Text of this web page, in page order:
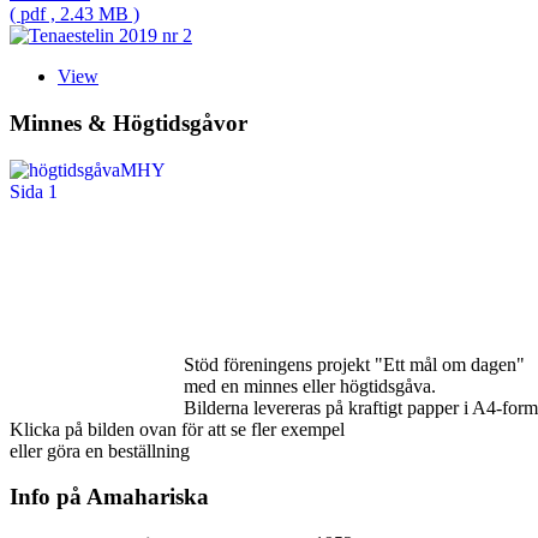
( pdf , 2.43 MB )
View
Minnes & Högtidsgåvor
Stöd föreningens projekt "Ett mål om dagen"
med en minnes eller högtidsgåva.
Bilderna levereras på kraftigt papper i A4-
Klicka på bilden ovan för att se fler exempel
eller göra en beställning
Info på Amahariska